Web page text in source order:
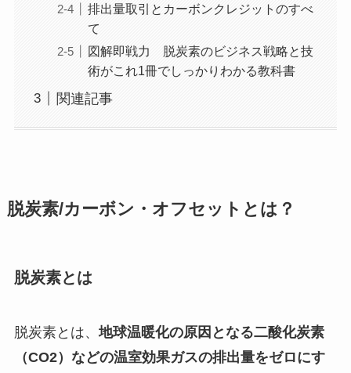
排出量取引とカーボンクレジットのすべ
て
図解即戦力 脱炭素のビジネス戦略と技
術がこれ1冊でしっかりわかる教科書
関連記事
脱炭素/カーボン・オフセットとは？
脱炭素とは
脱炭素とは、地球温暖化の原因となる二酸化炭素
（CO2）などの温室効果ガスの排出量をゼロにす